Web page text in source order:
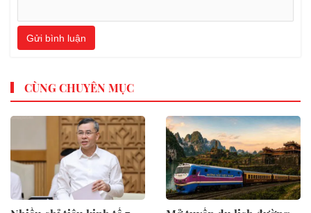
Gửi bình luận
CÙNG CHUYÊN MỤC